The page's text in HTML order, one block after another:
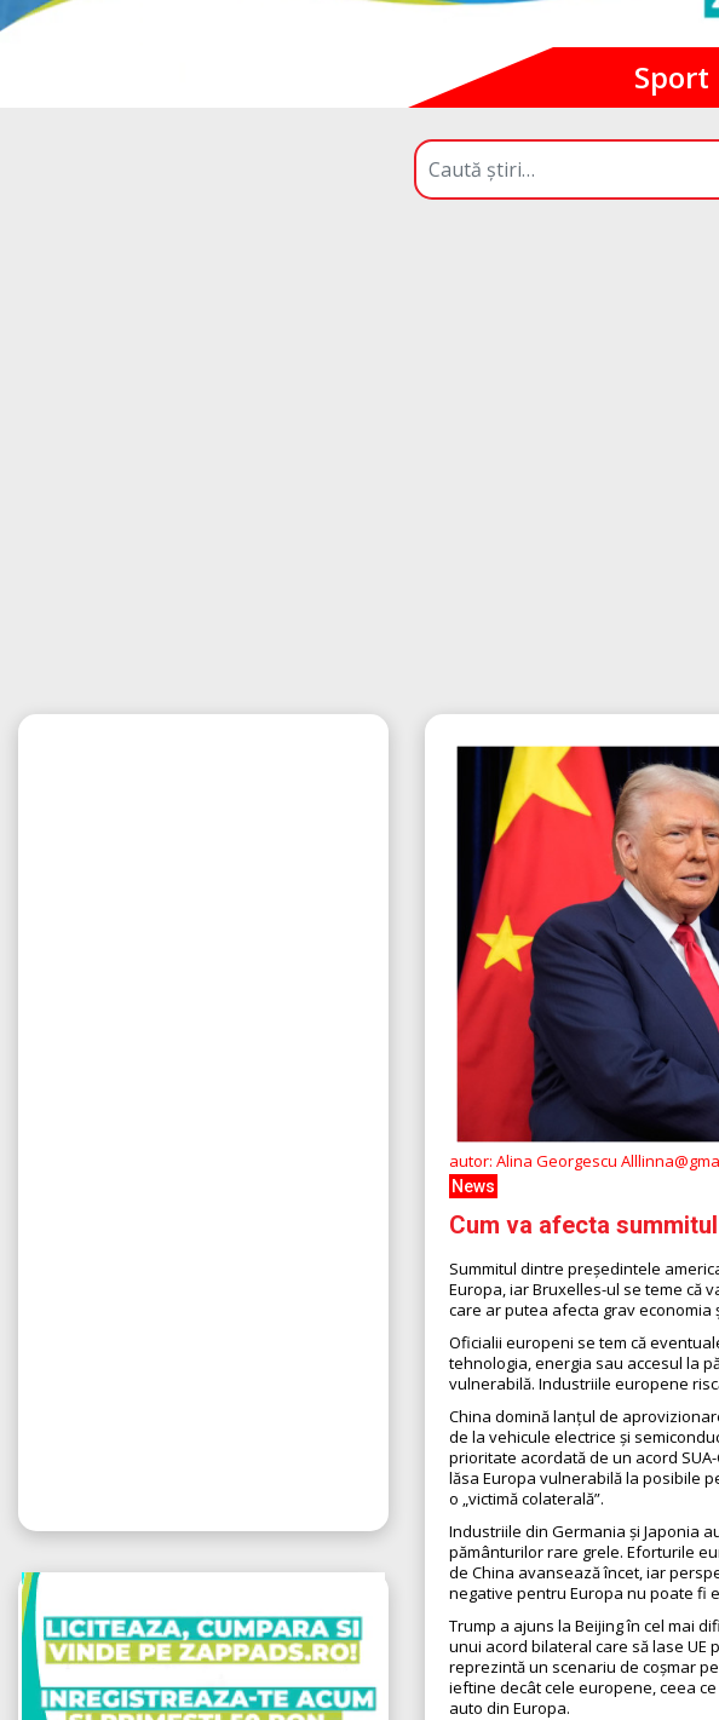
Sport
autor: Alina Georgescu
News
Cum va afecta
Summitul dintre președintele
Europa, iar Bruxelles-ul se teme că
care ar putea afecta grav economia
Oficialii europeni se tem că
tehnologia, energia sau accesul la
vulnerabilă. Industriile europene
China domină lanțul de
de la vehicule electrice și
prioritate acordată de un acord
lăsa Europa vulnerabilă la posibile
o „victimă colaterală”.
Industriile din Germania și Japonia
pământurilor rare grele. Eforturile
de China avansează încet, iar
negative pentru Europa nu poate fi
Trump a ajuns la Beijing în cel mai
unui acord bilateral care să lase UE
reprezintă un scenariu de coșmar
ieftine decât cele europene, ceea
auto din Europa.